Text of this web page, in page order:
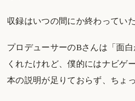
収録はいつの間にか終わっていた
プロデューサーのBさんは「面
くれたけれど、僕的にはナビゲ
本の説明が足りておらず、ちょ